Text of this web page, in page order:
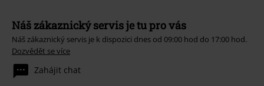
Náš zákaznický servis je tu pro vás
Náš zákaznický servis je k dispozici dnes od 09:00 hod do 17:00 hod.
Dozvědět se více
Zahájit chat